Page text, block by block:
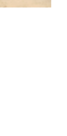
กรณ์สำหรับ
ช้ในงานรื้อ